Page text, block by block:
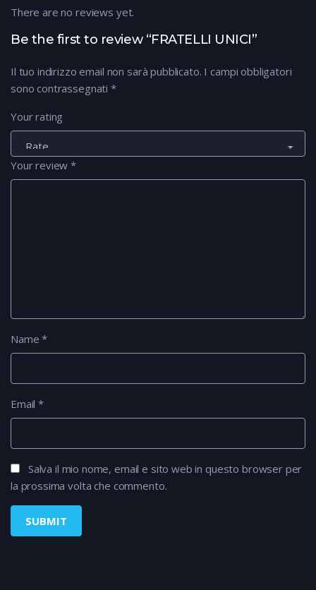
Be the first to review “FRATELLI UNICI”
Il tuo indirizzo email non sarà pubblicato. I campi obbligatori
sono contrassegnati *
Your rating
Your review*
Name*
Email*
Salva il mio nome, email e sito web in questo browser per
la prossima volta che commento.
There are no reviews yet.